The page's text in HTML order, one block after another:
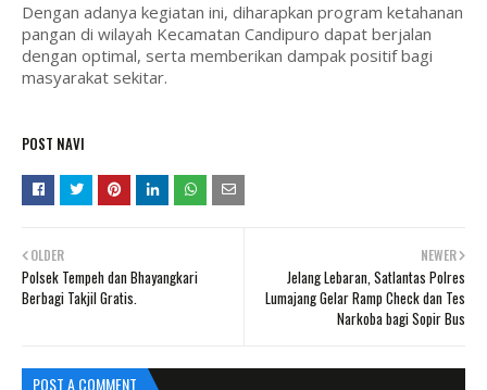
Dengan adanya kegiatan ini, diharapkan program ketahanan
pangan di wilayah Kecamatan Candipuro dapat berjalan
dengan optimal, serta memberikan dampak positif bagi
masyarakat sekitar.
POST NAVI
NEWER
Jelang Lebaran, Satlantas Polres
Lumajang Gelar Ramp Check dan Tes
Narkoba bagi Sopir Bus
OLDER
Polsek Tempeh dan Bhayangkari
Berbagi Takjil Gratis.
POST A COMMENT